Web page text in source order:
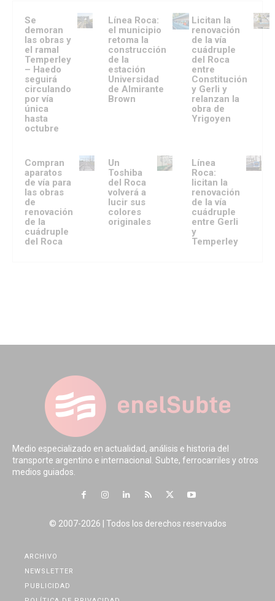
Se
demoran
las obras y
el ramal
Temperley
– Haedo
seguirá
circulando
por vía
única
hasta
octubre
Línea Roca:
el municipio
retoma la
construcción
de la
estación
Universidad
de Almirante
Brown
Licitan la
renovación
de la vía
cuádruple
del Roca
entre
Constitución
y Gerli y
relanzan la
obra de
Yrigoyen
Compran
aparatos
de vía para
las obras
de
renovación
de la
cuádruple
del Roca
Un
Toshiba
del Roca
volverá a
lucir sus
colores
originales
Línea
Roca:
licitan la
renovación
de la vía
cuádruple
entre Gerli
y
Temperley
Medio especializado en actualidad, análisis e historia del
transporte argentino e internacional. Subte, ferrocarriles y otros
medios guiados.
© 2007-2026 | Todos los derechos reservados
ARCHIVO
NEWSLETTER
PUBLICIDAD